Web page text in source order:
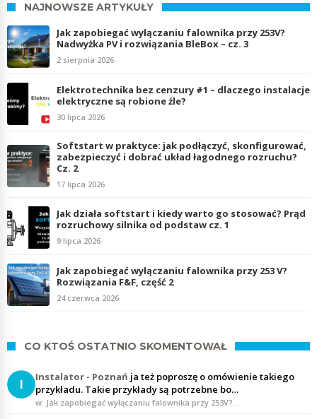
NAJNOWSZE ARTYKUŁY
Jak zapobiegać wyłączaniu falownika przy 253V?
Nadwyżka PV i rozwiązania BleBox – cz. 3
2 sierpnia 2026
Elektrotechnika bez cenzury #1 – dlaczego instalacje
elektryczne są robione źle?
30 lipca 2026
Softstart w praktyce: jak podłączyć, skonfigurować,
zabezpieczyć i dobrać układ łagodnego rozruchu?
Cz. 2
17 lipca 2026
Jak działa softstart i kiedy warto go stosować? Prąd
rozruchowy silnika od podstaw cz. 1
9 lipca 2026
Jak zapobiegać wyłączaniu falownika przy 253 V?
Rozwiązania F&F, część 2
24 czerwca 2026
CO KTOŚ OSTATNIO SKOMENTOWAŁ
I Instalator - Poznań ja też poproszę o omówienie takiego
przykładu. Takie przykłady są potrzebne bo…
w: Jak zapobiegać wyłączaniu falownika przy 253V?…